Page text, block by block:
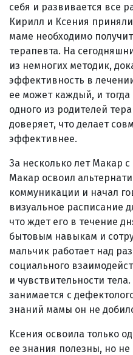
себя и развивается все
Кирилл и Ксения
маме необходимо
терапевта. На
из немногих методик,
эффективность в
ее может каждый, и
одного из родителей
доверяет, что делает
эффективнее.
За несколько лет Макар
Макар освоил
коммуникации и начал
визуальное расписание
что ждет его в течение
бытовым навыкам и
мальчик работает над
социального
и чувствительности
занимается с
знаний мамы он не
Ксения освоила только
ее знания полезны, но